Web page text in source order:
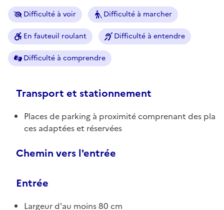
Difficulté à voir Difficulté à marcher
En fauteuil roulant Difficulté à entendre
Difficulté à comprendre
Transport et stationnement
Places de parking à proximité comprenant des pla
ces adaptées et réservées
Chemin vers l'entrée
Entrée
Largeur d'au moins 80 cm